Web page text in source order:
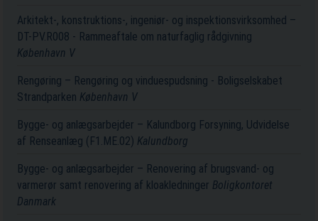
Arkitekt-, konstruktions-, ingeniør- og inspektionsvirksomhed –
DT-PV.R008 - Rammeaftale om naturfaglig rådgivning
København V
Rengøring – Rengøring og vinduespudsning - Boligselskabet
Strandparken København V
Bygge- og anlægsarbejder – Kalundborg Forsyning, Udvidelse
af Renseanlæg (F1.ME.02) Kalundborg
Bygge- og anlægsarbejder – Renovering af brugsvand- og
varmerør samt renovering af kloakledninger Boligkontoret
Danmark